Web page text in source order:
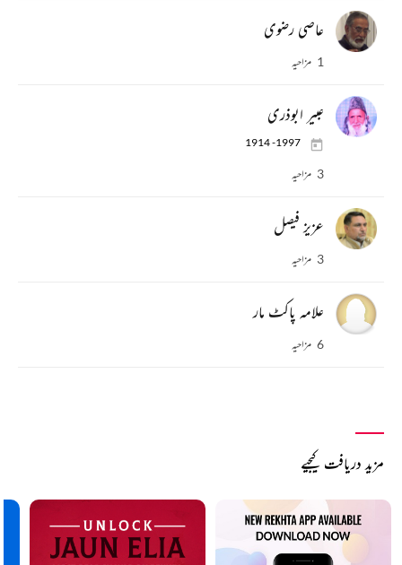
عاصی رضوی
1 مزاحیہ
عبیر ابوذری
1914 -1997
3 مزاحیہ
عزیز فیصل
3 مزاحیہ
علامہ پاکٹ مار
6 مزاحیہ
مزید دریافت کیجیے